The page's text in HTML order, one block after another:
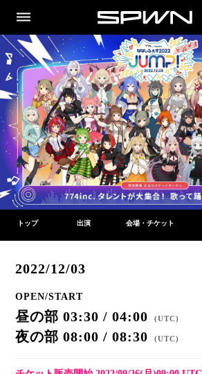
トップ 出演 会場・チケット
2022/12/03
OPEN/START
昼の部 03:30 / 04:00 (UTC)
夜の部 08:00 / 08:30 (UTC)